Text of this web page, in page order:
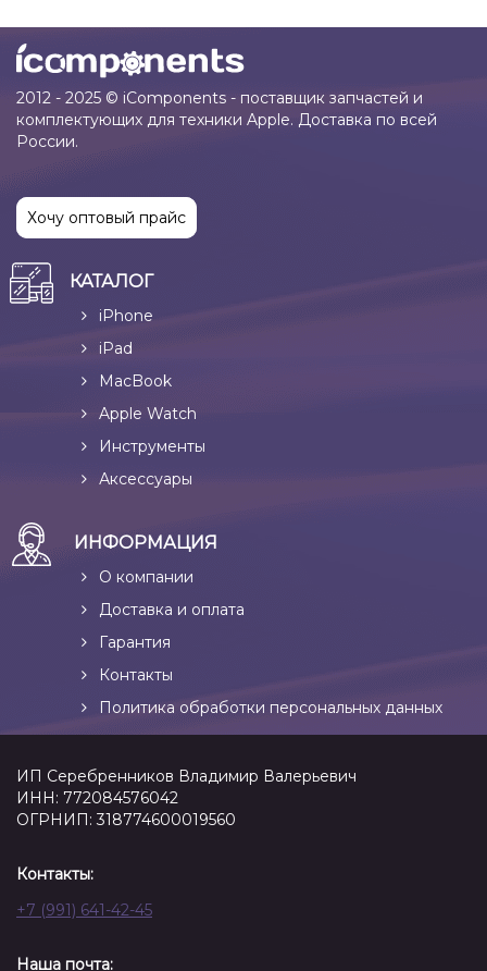
2012 - 2025 © iComponents - поставщик запчастей и
комплектующих для техники Apple. Доставка по всей
России.
Хочу оптовый прайс
КАТАЛОГ
iPhone
iPad
MacBook
Apple Watch
Инструменты
Аксессуары
ИНФОРМАЦИЯ
О компании
Доставка и оплата
Гарантия
Контакты
Политика обработки персональных данных
ИП Серебренников Владимир Валерьевич
ИНН: 772084576042
ОГРНИП: 318774600019560
Контакты:
+7 (991) 641-42-45
Наша почта: